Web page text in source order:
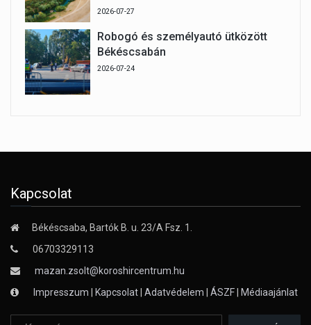
2026-07-27
Robogó és személyautó ütközött
Békéscsabán
2026-07-24
Kapcsolat
Békéscsaba, Bartók B. u. 23/A Fsz. 1.
06703329113
mazan.zsolt@koroshircentrum.hu
Impresszum | Kapcsolat| Adatvédelem | ÁSZF| Médiaajánlat